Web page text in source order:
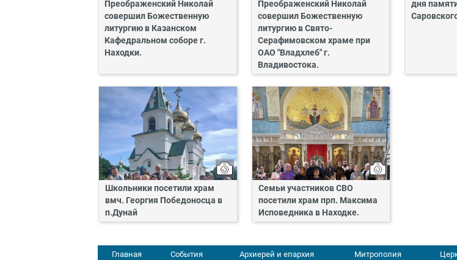
Преображенский Николай
совершил Божественную
литургию в Казанском
Кафедральном соборе г.
Находки.
Преображенский Николай
совершил Божественную
литургию в Свято-
Серафимовском храме при
ОАО "Владхлеб" г.
Владивостока.
дня
Школьники посетили храм
вмч. Георгия Победоносца в
п.Дунай
Семьи участников СВО
посетили храм прп. Максима
Исповедника в Находке.
Главная События Архиерей и епархия Митрополия